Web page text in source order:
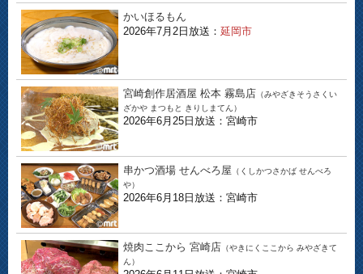
かいほるもん
2026年7月2日放送： 延岡市
宮崎創作居酒屋 松本 霧島店 （みやざきそうさくい
ざかや まつもと きりしまてん）
2026年6月25日放送：宮崎市
串かつ酒場 せんべろ屋 （くしかつさかば せんべろ
や）
2026年6月18日放送：宮崎市
焼肉ここから 宮崎店 （やきにくここから みやざきて
ん）